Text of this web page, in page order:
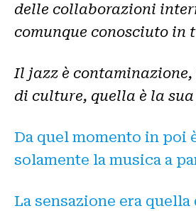
delle collaborazioni
comunque conosciuto in
Il jazz è
di culture, quella è la
Da quel momento in poi
solamente la musica a
La sensazione era quella